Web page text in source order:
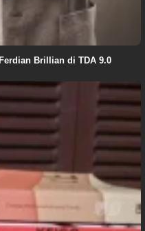
Brillian di TDA 9.0